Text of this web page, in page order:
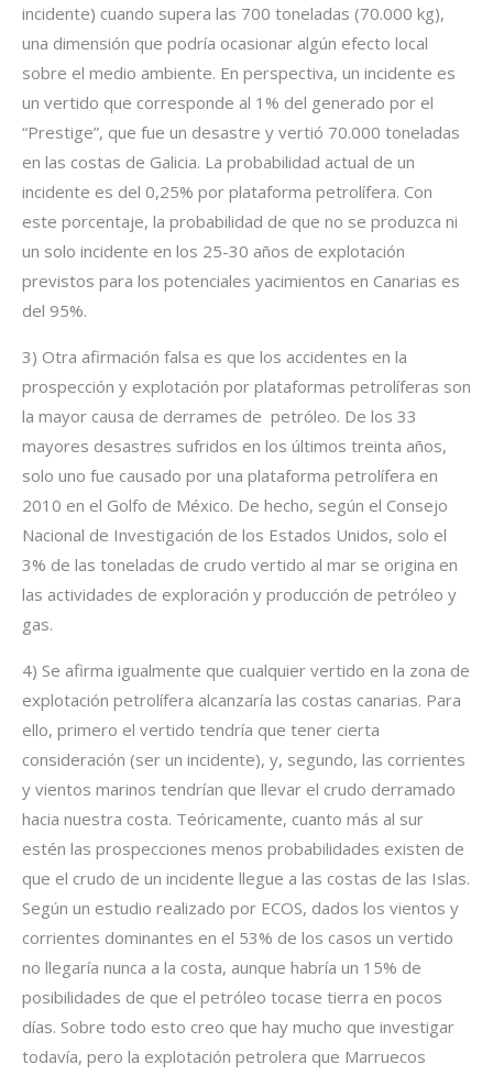
incidente) cuando supera las 700 toneladas (70.000 kg),
una dimensión que podría ocasionar algún efecto local
sobre el medio ambiente. En perspectiva, un incidente es
un vertido que corresponde al 1% del generado por el
“Prestige”, que fue un desastre y vertió 70.000 toneladas
en las costas de Galicia. La probabilidad actual de un
incidente es del 0,25% por plataforma petrolífera. Con
este porcentaje, la probabilidad de que no se produzca ni
un solo incidente en los 25-30 años de explotación
previstos para los potenciales yacimientos en Canarias es
del 95%.
3) Otra afirmación falsa es que los accidentes en la
prospección y explotación por plataformas petrolíferas son
la mayor causa de derrames de petróleo. De los 33
mayores desastres sufridos en los últimos treinta años,
solo uno fue causado por una plataforma petrolífera en
2010 en el Golfo de México. De hecho, según el Consejo
Nacional de Investigación de los Estados Unidos, solo el
3% de las toneladas de crudo vertido al mar se origina en
las actividades de exploración y producción de petróleo y
gas.
4) Se afirma igualmente que cualquier vertido en la zona de
explotación petrolífera alcanzaría las costas canarias. Para
ello, primero el vertido tendría que tener cierta
consideración (ser un incidente), y, segundo, las corrientes
y vientos marinos tendrían que llevar el crudo derramado
hacia nuestra costa. Teóricamente, cuanto más al sur
estén las prospecciones menos probabilidades existen de
que el crudo de un incidente llegue a las costas de las Islas.
Según un estudio realizado por ECOS, dados los vientos y
corrientes dominantes en el 53% de los casos un vertido
no llegaría nunca a la costa, aunque habría un 15% de
posibilidades de que el petróleo tocase tierra en pocos
días. Sobre todo esto creo que hay mucho que investigar
todavía, pero la explotación petrolera que Marruecos